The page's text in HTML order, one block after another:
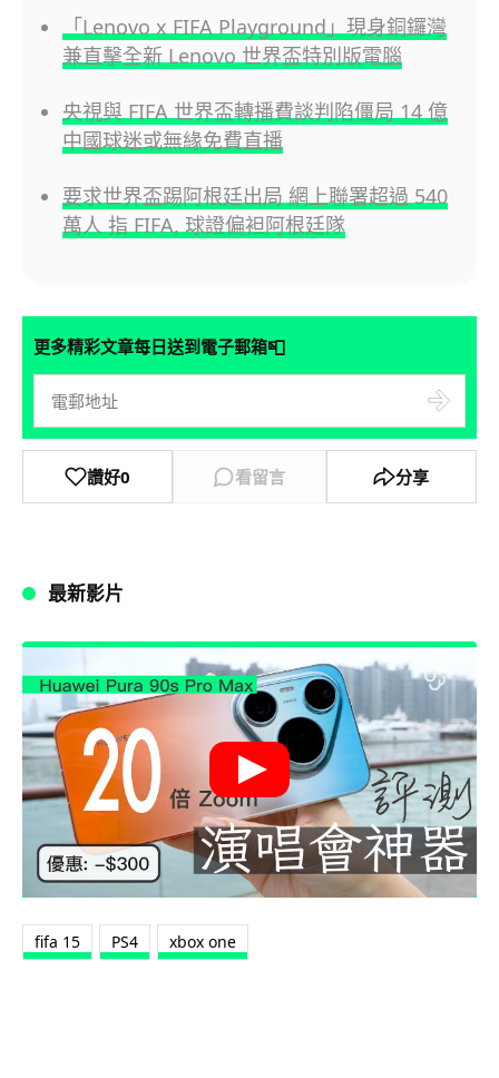
「Lenovo x FIFA Playground」現身銅鑼灣
兼直擊全新 Lenovo 世界盃特別版電腦
央視與 FIFA 世界盃轉播費談判陷僵局 14 億
中國球迷或無緣免費直播
要求世界盃踢阿根廷出局 網上聯署超過 540
萬人 指 FIFA, 球證偏袒阿根廷隊
更多精彩文章每日送到電子郵箱📮
讚好0 看留言 分享
最新影片
fifa 15 PS4 xbox one